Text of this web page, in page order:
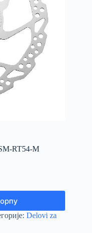
RT54-M
Delovi za